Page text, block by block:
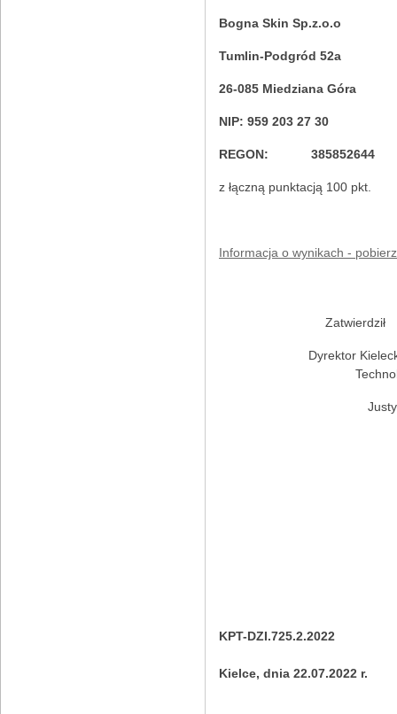
Bogna Skin Sp.z.o.o
Tumlin-Podgród 52a
26-085 Miedziana Góra
NIP: 959 203 27 30
REGON: 385852644
z łączną punktacją 100 pkt.
Informacja o wynikach - pobierz
Zatwierdził
Dyrektor
KPT-DZI.725.2.2022
Kielce, dnia 22.07.2022 r.